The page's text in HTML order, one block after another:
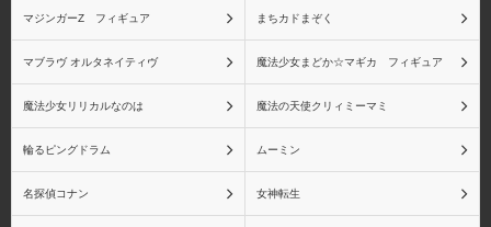
アルファオメガ アルファマックス
一番くじ エヴォリューショントイ
マジンガーZ フィギュア まちカドまぞく
マブラヴ オルタネイティヴ 魔法少女まどか☆マギカ フィギュア
魔法少女リリカルなのは 魔法の天使クリィミーマミ
輪るピングドラム ムーミン
名探偵コナン 女神転生